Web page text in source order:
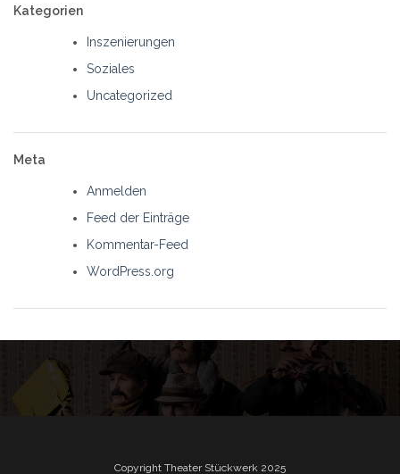
Kategorien
Inszenierungen
Soziales
Uncategorized
Meta
Anmelden
Feed der Einträge
Kommentar-Feed
WordPress.org
Copyright Theater Stückwerk 2025